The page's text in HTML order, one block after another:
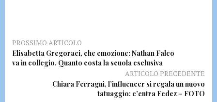
PROSSIMO ARTICOLO
Elisabetta Gregoraci, che emozione: Nathan Falco
va in collegio. Quanto costa la scuola esclusiva
ARTICOLO PRECEDENTE
Chiara Ferragni, l’influencer si regala un nuovo
tatuaggio: c’entra Fedez – FOTO